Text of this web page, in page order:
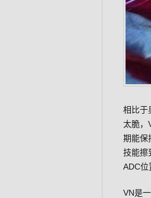
相比于
太脆，
期能保
技能擦
ADC位
VN是